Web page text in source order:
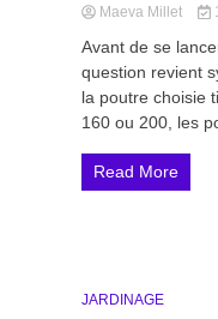
Maeva Millet
Avant de se
question revient
la poutre choisie
160 ou 200, les
Read More
22 Minutes
JARDINAGE